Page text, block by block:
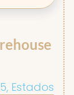
Estados